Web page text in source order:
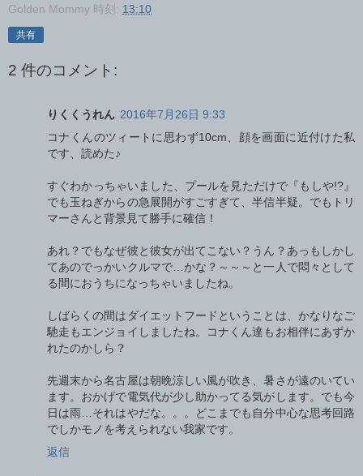
Golden Mommy 時刻: 13:10
共有
2 件のコメント:
りくくうれん 2016年7月26日 9:33
コナくんのツィートに思わず10cm、顔を画面に近付けた私
です、読めた♪
すぐわかっちゃいました、プールを見ただけで『もしや!?』
でも玉ねぎからの急展開がすごすぎて、半信半疑。でもトリ
マーさんと背景見て勝手に確信！
あれ？でもなぜ彼と彼女が出てこない？うん？あっもしかし
てあのでっかいクルマで…かな？～～～と一人で悶々として
る間におうちになっちゃいましたね。
しばらくの間はダイエットフードということは、かなりなご
馳走もエンジョイしましたね。コナくん達もお相伴にあずか
れたのかしら？
先週末から名古屋は朝晩涼しい風が吹き、暑さが遠のいてい
ます。おかげで電気代が少し助かってる気がします。でも今
日は雨…それはやだな。。。どこまでも自分中心な思考回路
でしかモノを考えられない我家です。
返信